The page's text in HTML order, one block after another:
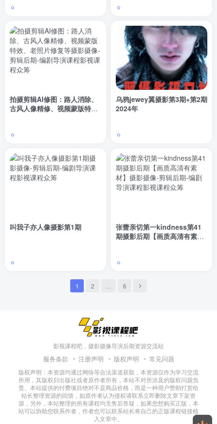
拍摄剪辑AI修图：路人消除、
古风人像精修、视频蒙版特
乌鸦jewey翼摄影第3期+第2期
2024年
叫我子亦人像摄影第1期
张蕾亲切第一kindness第41
期摄影后期【画质高清有素
1 2 6
影视课程吧，摄影摄像导演后期资源交流站
服务条款 注册声明 版权声明 常见问题
版权声明：本资源均通过网络等合法渠道获取，本资源仅作为学习交流
所用，其版权归出版社或者原作者所有，本站不对所涉及的版权问题负
责。本站提供的付费项目绝对不是商品价格，而是一种用户赞助打赏给
站长整理资源的回馈，如原作者认为侵权请联系立即删除文章下架资
源，另外，本站整理的所有课程均无售后答疑，如果您想购买正版，本
站可以协助您联系作者，作者也可以联系站长将自己的正版课程链接植
入文章中。